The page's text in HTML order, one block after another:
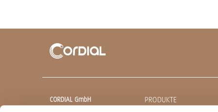
CORDIAL GmbH
PRODUKTE